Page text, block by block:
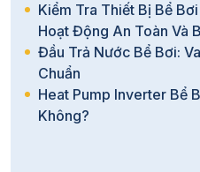
Kiểm Tra Thiết Bị Bể
Hoạt Động An Toàn Và
Đầu Trả Nước Bể Bơi:
Chuẩn
Heat Pump Inverter Bể
Không?